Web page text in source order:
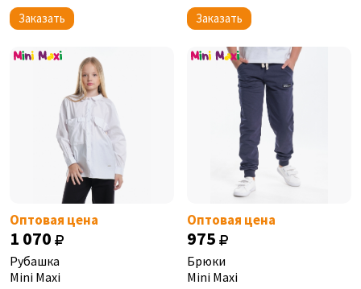
Заказать Заказать
Оптовая цена
1 070
Рубашка
Mini Maxi
Оптовая цена
975
Брюки
Mini Maxi